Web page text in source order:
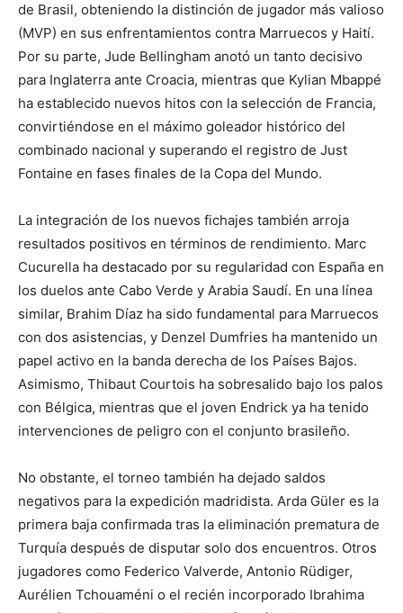
de Brasil, obteniendo la distinción de jugador más valioso
(MVP) en sus enfrentamientos contra Marruecos y Haití.
Por su parte, Jude Bellingham anotó un tanto decisivo
para Inglaterra ante Croacia, mientras que Kylian Mbappé
ha establecido nuevos hitos con la selección de Francia,
convirtiéndose en el máximo goleador histórico del
combinado nacional y superando el registro de Just
Fontaine en fases finales de la Copa del Mundo.
La integración de los nuevos fichajes también arroja
resultados positivos en términos de rendimiento. Marc
Cucurella ha destacado por su regularidad con España en
los duelos ante Cabo Verde y Arabia Saudí. En una línea
similar, Brahim Díaz ha sido fundamental para Marruecos
con dos asistencias, y Denzel Dumfries ha mantenido un
papel activo en la banda derecha de los Países Bajos.
Asimismo, Thibaut Courtois ha sobresalido bajo los palos
con Bélgica, mientras que el joven Endrick ya ha tenido
intervenciones de peligro con el conjunto brasileño.
No obstante, el torneo también ha dejado saldos
negativos para la expedición madridista. Arda Güler es la
primera baja confirmada tras la eliminación prematura de
Turquía después de disputar solo dos encuentros. Otros
jugadores como Federico Valverde, Antonio Rüdiger,
Aurélien Tchouaméni o el recién incorporado Ibrahima